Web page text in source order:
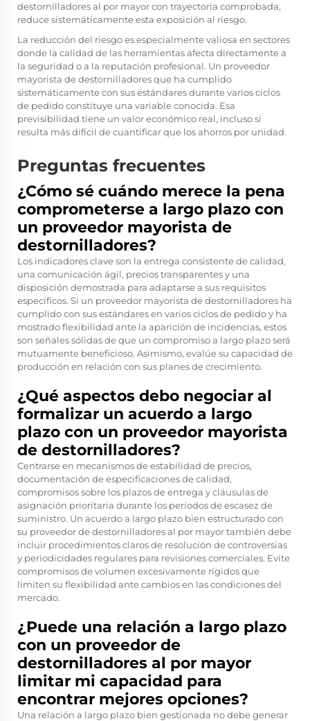
destornilladores al por mayor con trayectoria comprobada,
reduce sistemáticamente esta exposición al riesgo.
La reducción del riesgo es especialmente valiosa en sectores
donde la calidad de las herramientas afecta directamente a
la seguridad o a la reputación profesional. Un proveedor
mayorista de destornilladores que ha cumplido
sistemáticamente con sus estándares durante varios ciclos
de pedido constituye una variable conocida. Esa
previsibilidad tiene un valor económico real, incluso si
resulta más difícil de cuantificar que los ahorros por unidad.
Preguntas frecuentes
¿Cómo sé cuándo merece la pena
comprometerse a largo plazo con
un proveedor mayorista de
destornilladores?
Los indicadores clave son la entrega consistente de calidad,
una comunicación ágil, precios transparentes y una
disposición demostrada para adaptarse a sus requisitos
específicos. Si un proveedor mayorista de destornilladores ha
cumplido con sus estándares en varios ciclos de pedido y ha
mostrado flexibilidad ante la aparición de incidencias, estos
son señales sólidas de que un compromiso a largo plazo será
mutuamente beneficioso. Asimismo, evalúe su capacidad de
producción en relación con sus planes de crecimiento.
¿Qué aspectos debo negociar al
formalizar un acuerdo a largo
plazo con un proveedor mayorista
de destornilladores?
Centrarse en mecanismos de estabilidad de precios,
documentación de especificaciones de calidad,
compromisos sobre los plazos de entrega y cláusulas de
asignación prioritaria durante los períodos de escasez de
suministro. Un acuerdo a largo plazo bien estructurado con
su proveedor de destornilladores al por mayor también debe
incluir procedimientos claros de resolución de controversias
y periodicidades regulares para revisiones comerciales. Evite
compromisos de volumen excesivamente rígidos que
limiten su flexibilidad ante cambios en las condiciones del
mercado.
¿Puede una relación a largo plazo
con un proveedor de
destornilladores al por mayor
limitar mi capacidad para
encontrar mejores opciones?
Una relación a largo plazo bien gestionada no debe generar